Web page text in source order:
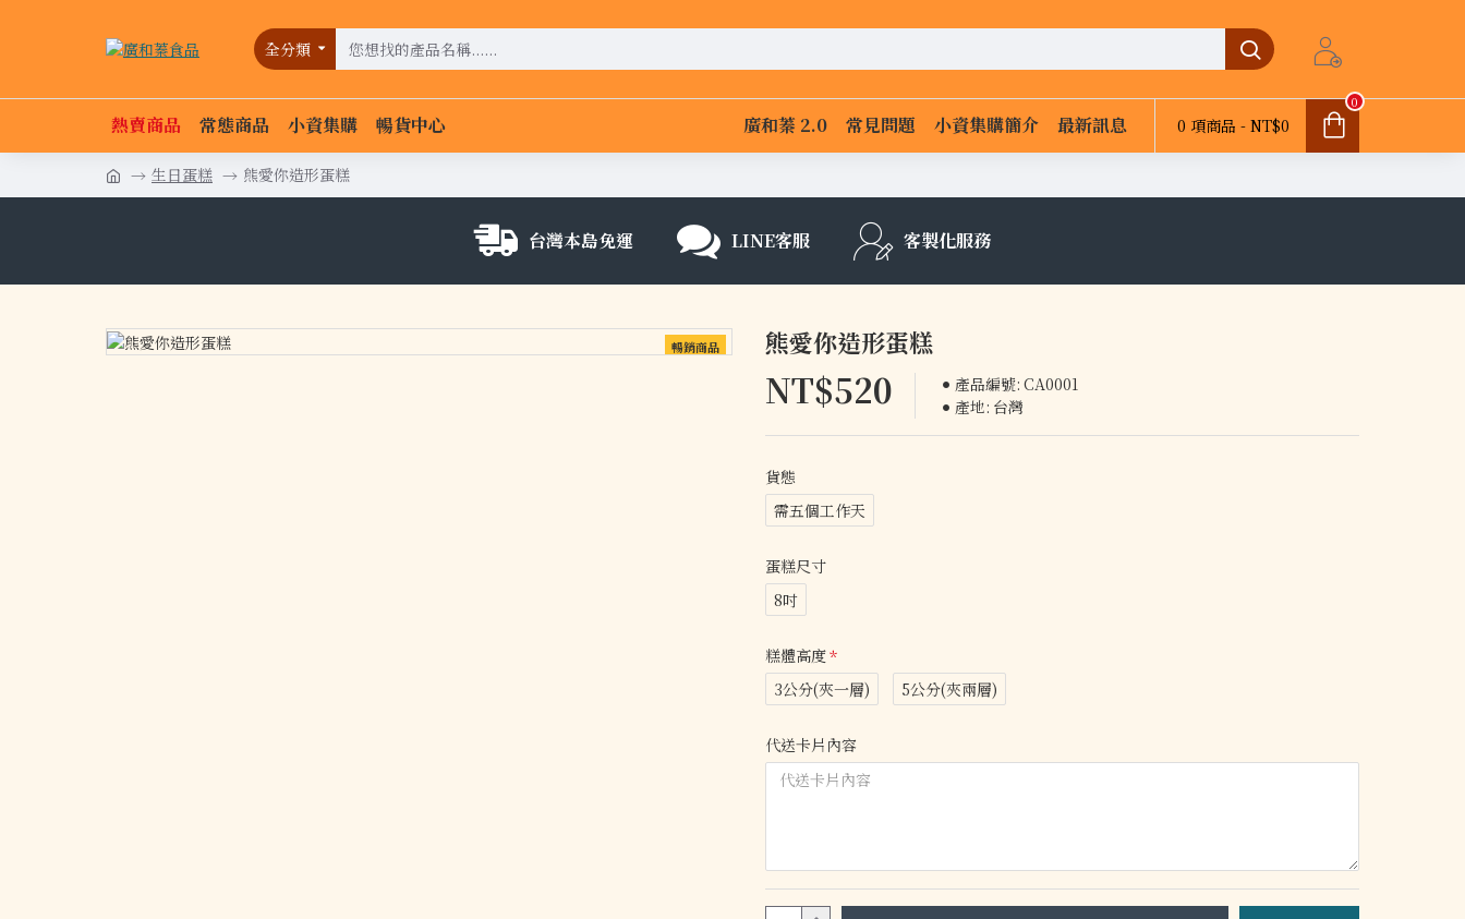
全分類
熱賣商品 常態商品 小資集購 暢貨中心 廣和蓁 2.0 常見問題 小資集購簡介 最新訊息 0 項商品 - NT$0
0
生日蛋糕 熊愛你造形蛋糕
台灣本島免運 LINE客服 客製化服務
暢銷商品 熊愛你造形蛋糕
NT$520 產品編號: CA0001
產地: 台灣
貨態
需五個工作天
蛋糕尺寸
8吋
糕體高度
3公分(夾一層)
5公分(夾兩層)
代送卡片內容